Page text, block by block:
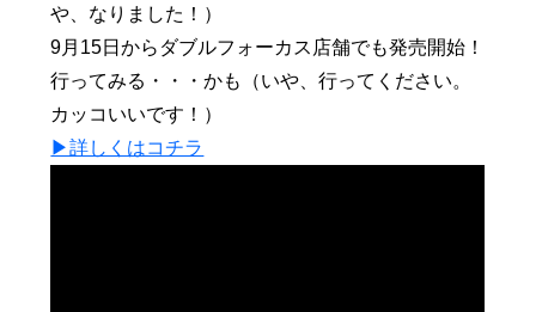
や、なりました！）
9月15日からダブルフォーカス店舗でも発売開始！
行ってみる・・・かも（いや、行ってください。
カッコいいです！）
▶︎詳しくはコチラ